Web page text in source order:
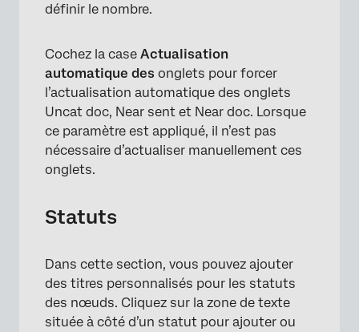
définir le nombre.
Cochez la case Actualisation
automatique des onglets pour forcer
l’actualisation automatique des onglets
Uncat doc, Near sent et Near doc. Lorsque
ce paramètre est appliqué, il n’est pas
nécessaire d’actualiser manuellement ces
onglets.
Statuts
Dans cette section, vous pouvez ajouter
des titres personnalisés pour les statuts
des nœuds. Cliquez sur la zone de texte
située à côté d’un statut pour ajouter ou